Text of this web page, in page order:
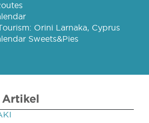
Orini Larnaka, Cyprus
Sweets&Pies